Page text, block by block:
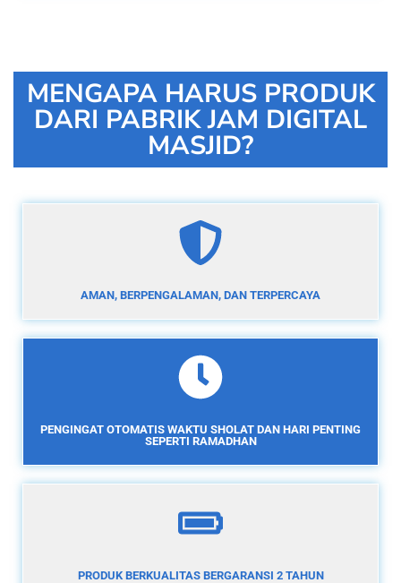
MENGAPA HARUS PRODUK
DARI PABRIK JAM DIGITAL
MASJID?
AMAN, BERPENGALAMAN, DAN TERPERCAYA
PENGINGAT OTOMATIS WAKTU SHOLAT DAN HARI PENTING
SEPERTI RAMADHAN
PRODUK BERKUALITAS BERGARANSI 2 TAHUN